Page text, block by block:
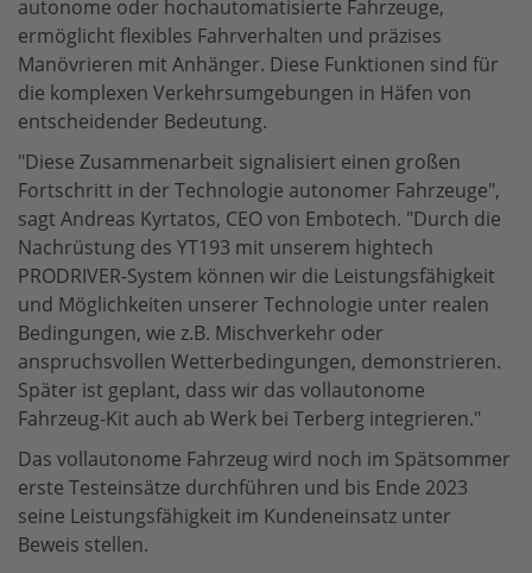
autonome oder hochautomatisierte Fahrzeuge,
ermöglicht flexibles Fahrverhalten und präzises
Manövrieren mit Anhänger. Diese Funktionen sind für
die komplexen Verkehrsumgebungen in Häfen von
entscheidender Bedeutung.
"Diese Zusammenarbeit signalisiert einen großen
Fortschritt in der Technologie autonomer Fahrzeuge",
sagt Andreas Kyrtatos, CEO von Embotech. "Durch die
Nachrüstung des YT193 mit unserem hightech
PRODRIVER-System können wir die Leistungsfähigkeit
und Möglichkeiten unserer Technologie unter realen
Bedingungen, wie z.B. Mischverkehr oder
anspruchsvollen Wetterbedingungen, demonstrieren.
Später ist geplant, dass wir das vollautonome
Fahrzeug-Kit auch ab Werk bei Terberg integrieren."
Das vollautonome Fahrzeug wird noch im Spätsommer
erste Testeinsätze durchführen und bis Ende 2023
seine Leistungsfähigkeit im Kundeneinsatz unter
Beweis stellen.